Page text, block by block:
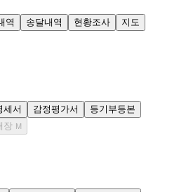
역 송달내역 현황조사
지도
세서 감정평가서
등기부등본
장 M